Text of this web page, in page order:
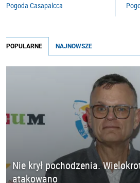
Pogoda Casapalcca
POPULARNE NAJNOWSZE
Nie krył pochodzenia.
atakowano